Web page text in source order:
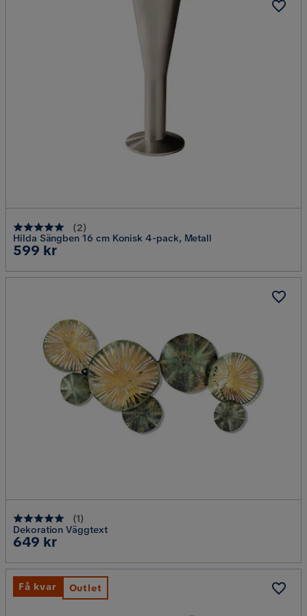
(2)
Hilda Sängben 16 cm Konisk 4-pack, Metall
Pris
599 kr
(1)
Dekoration Väggtext
Pris
649 kr
Få kvar Outlet